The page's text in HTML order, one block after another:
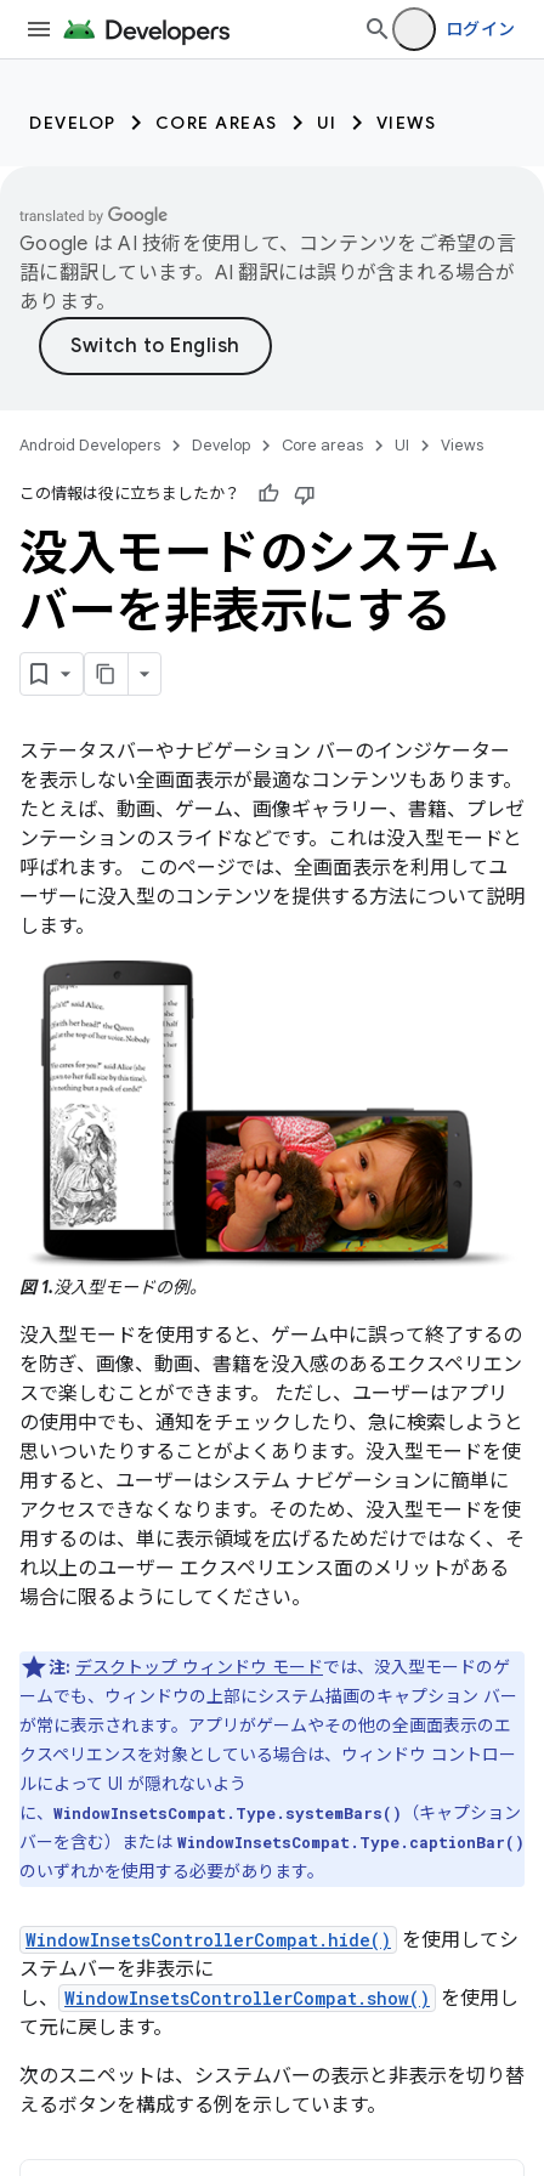
ログイン
DEVELOP CORE AREAS UI VIEWS
Google は AI 技術を使用して、コンテンツをご希望の言
語に翻訳しています。AI 翻訳には誤りが含まれる場合が
あります。
Android Developers Develop Core areas UI Views
この情報は役に立ちましたか？
没入モードのシステム
バーを非表示にする
ステータスバーやナビゲーション バーのインジケーター
を表示しない全画面表示が最適なコンテンツもあります。
たとえば、動画、ゲーム、画像ギャラリー、書籍、プレゼ
ンテーションのスライドなどです。これは没入型モードと
呼ばれます。
このページでは、全画面表示を利用してユ
ーザーに没入型のコンテンツを提供する方法について説明
します。
図 1.没入型モードの例。
没入型モードを使用すると、ゲーム中に誤って終了するの
を防ぎ、画像、動画、書籍を没入感のあるエクスペリエン
スで楽しむことができます。 ただし、ユーザーはアプリ
の使用中でも、通知をチェックしたり、急に検索しようと
思いついたりすることがよくあります。没入型モードを使
用すると、ユーザーはシステム ナビゲーションに簡単に
アクセスできなくなります。そのため、没入型モードを使
用するのは、単に表示領域を広げるためだけではなく、そ
れ以上のユーザー エクスペリエンス面のメリットがある
場合に限るようにしてください。
注: デスクトップ ウィンドウ モードでは、没入型モードのゲ
ームでも、ウィンドウの上部にシステム描画のキャプション バー
が常に表示されます。アプリがゲームやその他の全画面表示のエ
クスペリエンスを対象としている場合は、ウィンドウ コントロー
ルによって UI が隠れないよう
に、 WindowInsetsCompat.Type.systemBars()
（キャプション
バーを含む）または WindowInsetsCompat.Type.captionBar()
のいずれかを使用する必要があります。
WindowInsetsControllerCompat.hide()
を使用してシ
ステムバーを非表示に
し、
WindowInsetsControllerCompat.show()
を使用し
て元に戻します。
次のスニペットは、システムバーの表示と非表示を切り替
えるボタンを構成する例を示しています。